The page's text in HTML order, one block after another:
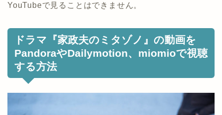
YouTubeで見ることはできません。
ドラマ『家政夫のミタゾノ』の動画を
PandoraやDailymotion、miomioで視聴
する方法